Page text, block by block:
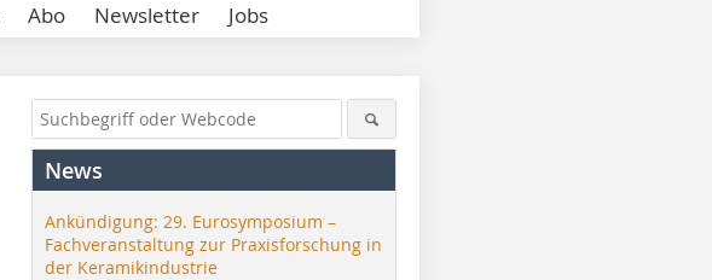
Abo Newsletter Jobs
News
Ankündigung: 29. Eurosymposium –
Fachveranstaltung zur Praxisforschung in
der Keramikindustrie